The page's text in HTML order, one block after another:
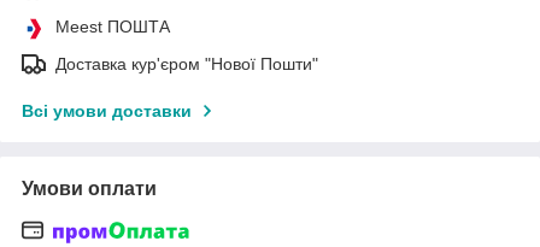
Meest ПОШТА
Доставка кур'єром "Нової Пошти"
Всі умови доставки
Умови оплати